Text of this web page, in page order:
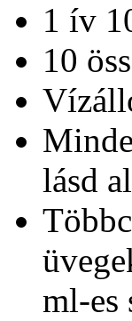
1 ív
10
lásd
ml-es